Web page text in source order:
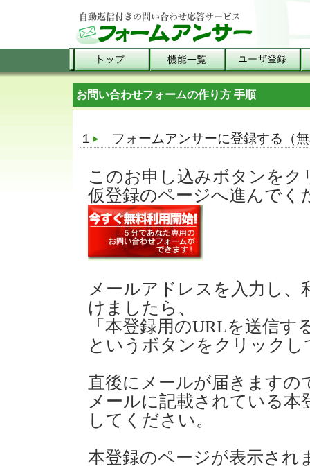
お問い合わせフォームの作り方 手順
１ フォームアンサーに登録する（
このお申し込みボタンをク
仮登録のページへ進んでく
メールアドレスを入力し、
けましたら、
「本登録用のURLを送信す
というボタンをクリックし
直後にメールが届きますの
メールに記載されている本
してください。
本登録のページが表示され